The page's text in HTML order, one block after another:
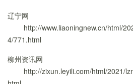
辽宁网
http://www.liaoningnew.cn/html/
4/771.html
柳州资讯网
http://zixun.leyili.com/html/2021/